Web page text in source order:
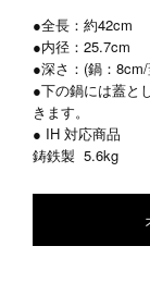
●全長：約
●内径：25.7cm
●深さ：(鍋：
●下の鍋には蓋と
きます。
● IH 対応商品
鋳鉄製 5.6kg